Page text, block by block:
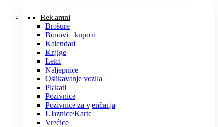
Reklamni
Brošure
Bonovi - kuponi
Kalendari
Knjige
Letci
Naljepnice
Oslikavanje vozila
Plakati
Pozivnice
Pozivnice za vjenčanja
Ulaznice/Karte
Vrećice